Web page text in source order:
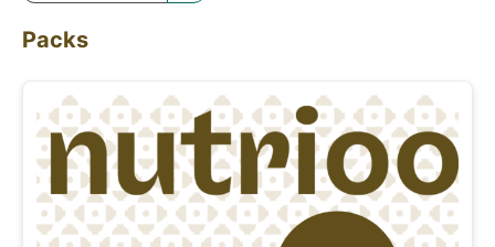
Packs